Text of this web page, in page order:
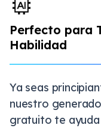
Perfecto para
Habilidad
Ya seas
nuestro
gratuito te